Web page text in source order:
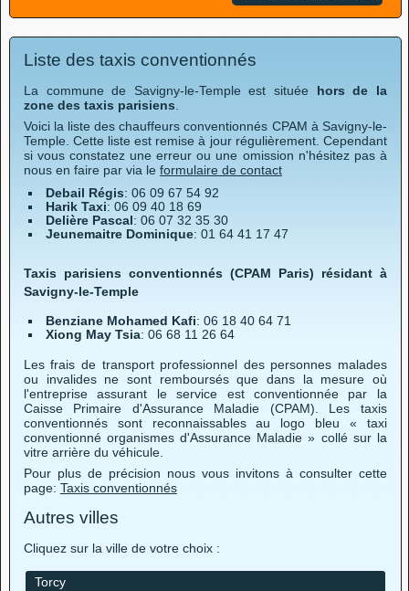
Liste des taxis conventionnés
La commune de Savigny-le-Temple est située hors de la
zone des taxis parisiens
Voici la liste des chauffeurs conventionnés CPAM à Savigny-le-
Temple. Cette liste est remise à jour régulièrement. Cependant
si vous constatez une erreur ou une omission n'hésitez pas à
nous en faire par via le formulaire de contact
Debail Régis: 06 09 67 54 92
Harik Taxi: 06 09 40 18 69
Delière Pascal: 06 07 32 35 30
Jeunemaitre Dominique: 01 64 41 17 47
Taxis parisiens conventionnés (CPAM Paris) résidant à
Savigny-le-Temple
Benziane Mohamed Kafi: 06 18 40 64 71
Xiong May Tsia: 06 68 11 26 64
Les frais de transport professionnel des personnes malades
ou invalides ne sont remboursés que dans la mesure où
l'entreprise assurant le service est conventionnée par la
Caisse Primaire d'Assurance Maladie (CPAM). Les taxis
conventionnés sont reconnaissables au logo bleu « taxi
conventionné organismes d'Assurance Maladie » collé sur la
vitre arrière du véhicule.
Pour plus de précision nous vous invitons à consulter cette
page: Taxis conventionnés
Autres villes
Cliquez sur la ville de votre choix :
Torcy